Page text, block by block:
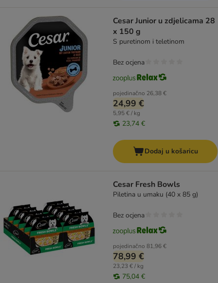
Cesar Junior u zdjelicama 28
x 150 g
S puretinom i teletinom
pojedinačno 26,38 €
24,99 €
5,95 € / kg
23,74 €
Bez ocjena
Dodaj u košaricu
Cesar Fresh Bowls
Piletina u umaku (40 x 85 g)
pojedinačno 81,96 €
78,99 €
23,23 € / kg
75,04 €
Bez ocjena